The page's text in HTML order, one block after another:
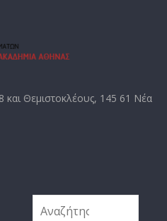
και Θεμιστοκλέους, 145 61 Νέα